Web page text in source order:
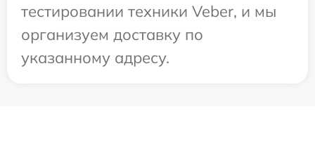
тестировании техники Veber, и мы
организуем доставку по
указанному адресу.